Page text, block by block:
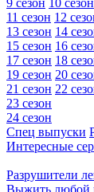
9 сезон 10 сезон
11 сезон 12
13 сезон 14
15 сезон 16
17 сезон 18
19 сезон 20
21 сезон 22
23 сезон
24 сезон
Спец выпуски
Интересные
Разрушители
Выжить любой